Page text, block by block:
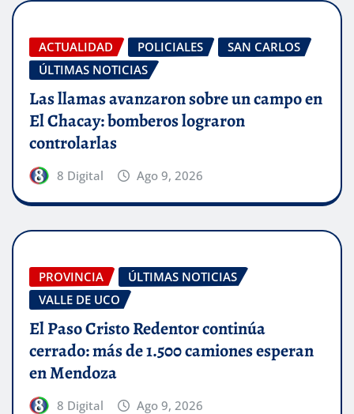
ACTUALIDAD POLICIALES
SAN CARLOS
ÚLTIMAS NOTICIAS
Las llamas avanzaron sobre un campo en
El Chacay: bomberos lograron
controlarlas
8 Digital Ago 9, 2026
PROVINCIA
ÚLTIMAS NOTICIAS
VALLE DE UCO
El Paso Cristo Redentor continúa
cerrado: más de 1.500 camiones esperan
en Mendoza
8 Digital Ago 9, 2026